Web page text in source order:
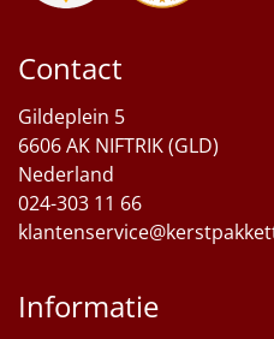
Kerstgeschenken 2026
Relatiegeschenken
Contact
Gildeplein 5
6606 AK NIFTRIK (GLD)
Nederland
024-303 11 66
Informatie